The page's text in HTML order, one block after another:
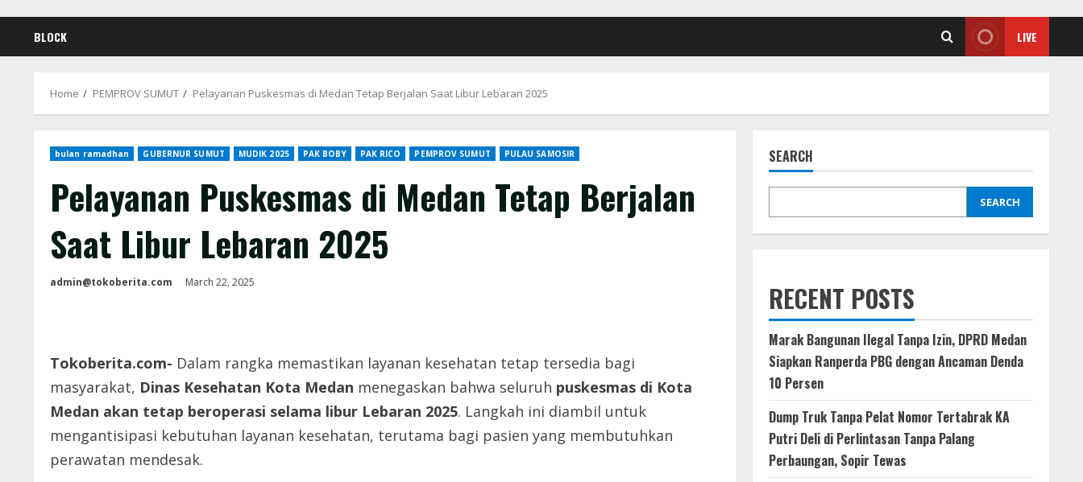
BLOCK LIVE
Home PEMPROV SUMUT Pelayanan Puskesmas di Medan Tetap Berjalan Saat Libur Lebaran 2025
bulan ramadhan GUBERNUR SUMUT MUDIK 2025 PAK BOBY PAK RICO PEMPROV SUMUT PULAU SAMOSIR
Pelayanan Puskesmas di Medan Tetap Berjalan
Saat Libur Lebaran 2025
admin@tokoberita.com March 22, 2025
Tokoberita.com- Dalam rangka memastikan layanan kesehatan tetap tersedia bagi
masyarakat, Dinas Kesehatan Kota Medan menegaskan bahwa seluruh puskesmas di Kota
Medan akan tetap beroperasi selama libur Lebaran 2025. Langkah ini diambil untuk
mengantisipasi kebutuhan layanan kesehatan, terutama bagi pasien yang membutuhkan
perawatan mendesak.
SEARCH
SEARCH
RECENT POSTS
Marak Bangunan Ilegal Tanpa Izin, DPRD Medan
Siapkan Ranperda PBG dengan Ancaman Denda
10 Persen
Dump Truk Tanpa Pelat Nomor Tertabrak KA
Putri Deli di Perlintasan Tanpa Palang
Perbaungan, Sopir Tewas